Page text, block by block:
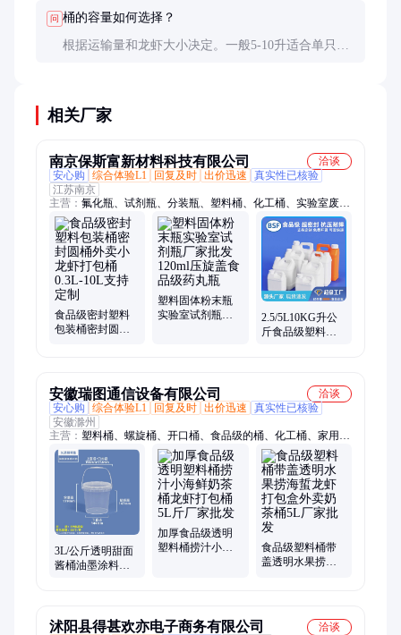
问 桶的容量如何选择？
根据运输量和龙虾大小决定。一般5-10升适合单只或
相关厂家
南京保斯富新材料科技有限公司
洽谈
安心购
综合体验L1 回复及时 出价迅速
真实性已核验
江苏南京
主营： 氟化瓶、试剂瓶、分装瓶、塑料桶、化工桶、实验室废液
桶、实验室试剂桶、耐酸碱堆码桶、耐酸碱废液桶、加厚试剂密
封桶、包装桶、农资桶、废液桶、工业用桶、PE瓶、塑料瓶、圆
瓶、方瓶、广口瓶、PP瓶、大口方瓶、耐酸碱试剂瓶、化学试剂
瓶、PE塑料瓶
食品级密封塑料
包装桶密封圆桶
塑料固体粉末瓶
实验室试剂瓶厂
2.5/5L10KG升公
斤食品级塑料方
安徽瑞图通信设备有限公司
洽谈
安心购
综合体验L1 回复及时 出价迅速
真实性已核验
安徽滁州
主营： 塑料桶、螺旋桶、开口桶、食品级的桶、化工桶、家用塑
料小水桶、发酵塑料桶、奶茶桶、塑料圆桶、5l塑料桶、水桶、
方形塑料桶、食品级塑料桶、涂料桶、机油桶、海蜇桶、龙虾
桶、化肥桶、乳胶漆桶、包装桶、肥料桶、种子包装桶、酒酿包
装桶、透明塑料桶
3L/公斤透明甜面
酱桶油墨涂料桶
加厚食品级透明
塑料桶捞汁小海
食品级塑料桶带
盖透明水果捞海
沭阳县得甚欢亦电子商务有限公司
洽谈